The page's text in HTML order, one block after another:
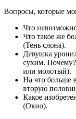
Вопросы, которые
Что
Что такое же
(Тень слона).
Девушка
сухим.
или молотый).
На что больше
вторую
Какое
(Окно).